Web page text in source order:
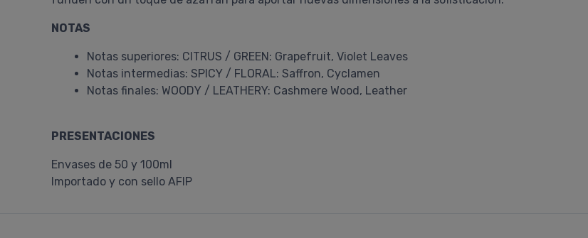
NOTAS
Notas superiores: CITRUS / GREEN: Grapefruit, Violet Leaves
Notas intermedias: SPICY / FLORAL: Saffron, Cyclamen
Notas finales: WOODY / LEATHERY: Cashmere Wood, Leather
PRESENTACIONES
Envases de 50 y 100ml
Importado y con sello AFIP